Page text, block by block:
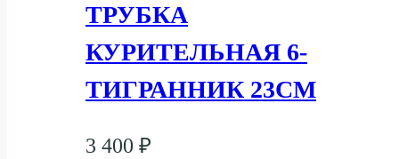
ТРУБКА
КУРИТЕЛЬНАЯ 6-
ТИГРАННИК 23СМ
3 400 ₽